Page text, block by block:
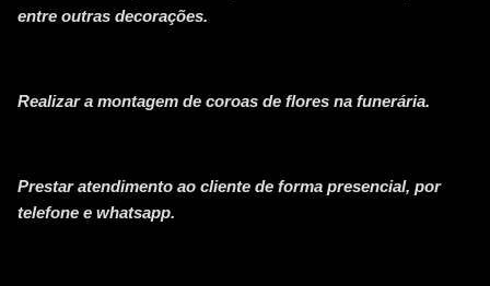
entre outras decorações.
Realizar a montagem de coroas de flores na funerária.
Prestar atendimento ao cliente de forma presencial, por
telefone e whatsapp.